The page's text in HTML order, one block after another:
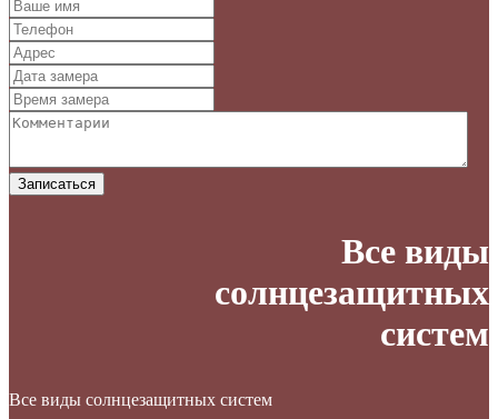
Записаться
Все виды
солнцезащитных
систем
Все виды солнцезащитных систем